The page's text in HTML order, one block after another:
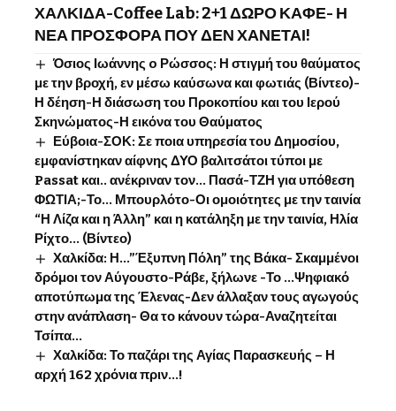
ΧΑΛΚΙΔΑ-Coffee Lab: 2+1 ΔΩΡΟ ΚΑΦΕ- Η
ΝΕΑ ΠΡΟΣΦΟΡΑ ΠΟΥ ΔΕΝ ΧΑΝΕΤΑΙ!
Όσιος Ιωάννης o Ρώσσος: Η στιγμή του θαύματος
με την βροχή, εν μέσω καύσωνα και φωτιάς (Βίντεο)-
Η δέηση-Η διάσωση του Προκοπίου και του Ιερού
Σκηνώματος-Η εικόνα του Θαύματος
Εύβοια-ΣΟΚ: Σε ποια υπηρεσία του Δημοσίου,
εμφανίστηκαν αίφνης ΔΥΟ βαλιτσάτοι τύποι με
Passat και.. ανέκριναν τον… Πασά-ΤΖΗ για υπόθεση
ΦΩΤΙΑ;-Το… Μπουρλότο-Οι ομοιότητες με την ταινία
“Η Λίζα και η Άλλη” και η κατάληξη με την ταινία, Ηλία
Ρίχτο… (Βίντεο)
Χαλκίδα: Η…”Έξυπνη Πόλη” της Βάκα- Σκαμμένοι
δρόμοι τον Αύγουστο-Ράβε, ξήλωνε -Το …Ψηφιακό
αποτύπωμα της Έλενας-Δεν άλλαξαν τους αγωγούς
στην ανάπλαση- Θα το κάνουν τώρα-Αναζητείται
Τσίπα…
Χαλκίδα: Το παζάρι της Αγίας Παρασκευής – Η
αρχή 162 χρόνια πριν…!